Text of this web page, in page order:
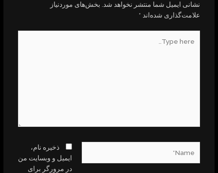
نشانی ایمیل شما منتشر نخواهد شد.بخش‌های موردنیاز
علامت‌گذاری شده‌اند*
ذخیره نام،
ایمیل و وبسایت من
در مرورگر برای